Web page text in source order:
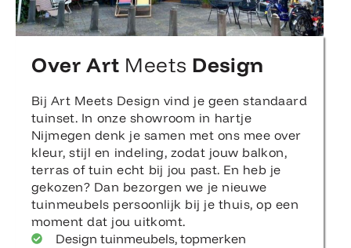
Over Art Meets Design
Bij Art Meets Design vind je geen standaard
tuinset. In onze showroom in hartje
Nijmegen denk je samen met ons mee over
kleur, stijl en indeling, zodat jouw balkon,
terras of tuin echt bij jou past. En heb je
gekozen? Dan bezorgen we je nieuwe
tuinmeubels persoonlijk bij je thuis, op een
moment dat jou uitkomt.
Design tuinmeubels, topmerken